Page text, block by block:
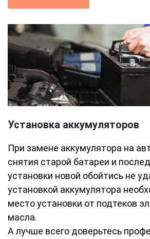
Установка аккумуляторов
При замене аккумулятора на
снятия старой батареи и
установки новой обойтись не
установкой аккумулятора
место установки от подтеков
масла.
А лучше всего доверьтесь